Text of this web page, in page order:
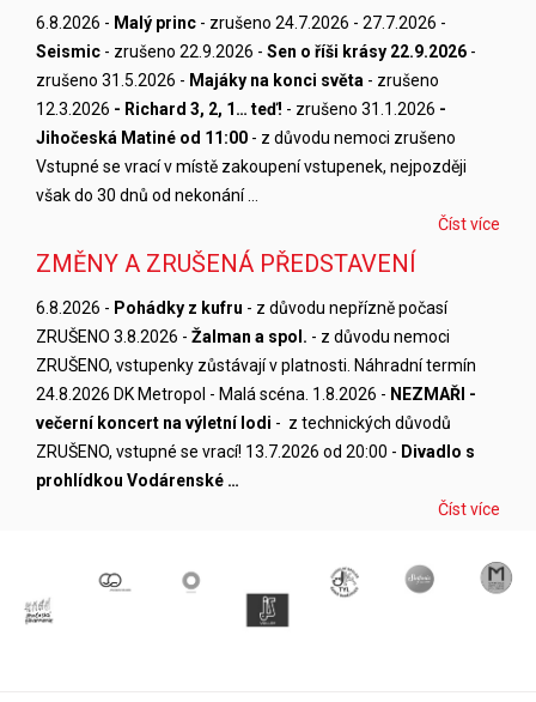
6.8.2026 - Malý princ - zrušeno 24.7.2026 - 27.7.2026 -
Seismic - zrušeno 22.9.2026 - Sen o říši krásy 22.9.2026 -
zrušeno 31.5.2026 - Majáky na konci světa - zrušeno
12.3.2026 - Richard 3, 2, 1… teď! - zrušeno 31.1.2026 -
Jihočeská Matiné od 11:00 - z důvodu nemoci zrušeno
Vstupné se vrací v místě zakoupení vstupenek, nejpozději
však do 30 dnů od nekonání …
Číst více
ZMĚNY A ZRUŠENÁ PŘEDSTAVENÍ
6.8.2026 - Pohádky z kufru - z důvodu nepřízně počasí
ZRUŠENO 3.8.2026 - Žalman a spol. - z důvodu nemoci
ZRUŠENO, vstupenky zůstávají v platnosti. Náhradní termín
24.8.2026 DK Metropol - Malá scéna. 1.8.2026 - NEZMAŘI -
večerní koncert na výletní lodi - z technických důvodů
ZRUŠENO, vstupné se vrací! 13.7.2026 od 20:00 - Divadlo s
prohlídkou Vodárenské …
Číst více